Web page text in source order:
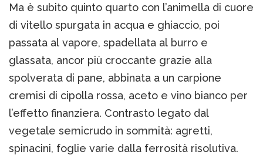
Ma è subito quinto quarto con l’animella di cuore
di vitello spurgata in acqua e ghiaccio, poi
passata al vapore, spadellata al burro e
glassata, ancor più croccante grazie alla
spolverata di pane, abbinata a un carpione
cremisi di cipolla rossa, aceto e vino bianco per
l’effetto finanziera. Contrasto legato dal
vegetale semicrudo in sommità: agretti,
spinacini, foglie varie dalla ferrosità risolutiva.